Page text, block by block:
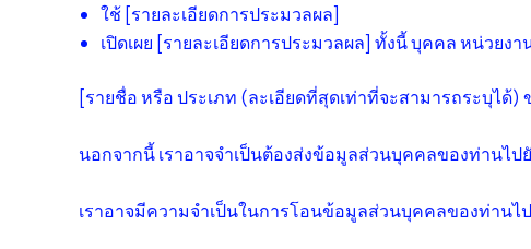
ใช้ [รายละเอียดการประมวลผล]
เปิดเผย [รายละเอียดการประมวลผล] ทั้งนี้ บุคคล หน่วย
[รายชื่อ หรือ ประเภท (ละเอียดที่สุดเท่าที่จะสามารถระบุไ
นอกจากนี้ เราอาจจำเป็นต้องส่งข้อมูลส่วนบุคคลของท่านไ
เราอาจมีความจำเป็นในการโอนข้อมูลส่วนบุคคลของท่านไ